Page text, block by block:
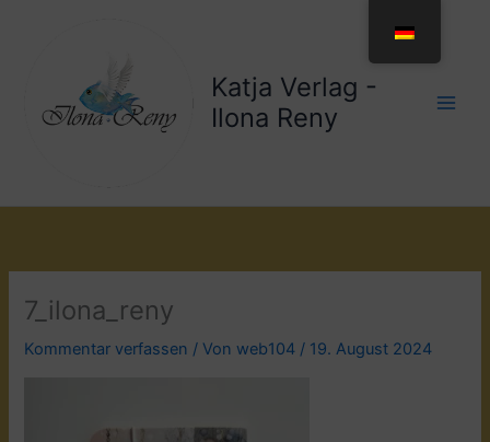
Katja Verlag -
Ilona Reny
7_ilona_reny
Kommentar verfassen / Vonweb104 / 19. August 2024